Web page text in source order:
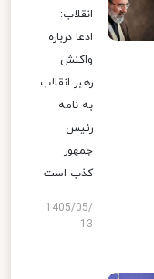
انقلاب:
ادعا درباره
واکنش
رهبر انقلاب
به نامه
رئیس
جمهور
کذب است
1405/05/
13